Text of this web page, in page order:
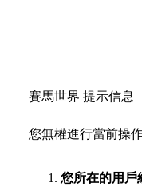
賽馬世界 提示信息
您無權進行當前操
您所在的用戶